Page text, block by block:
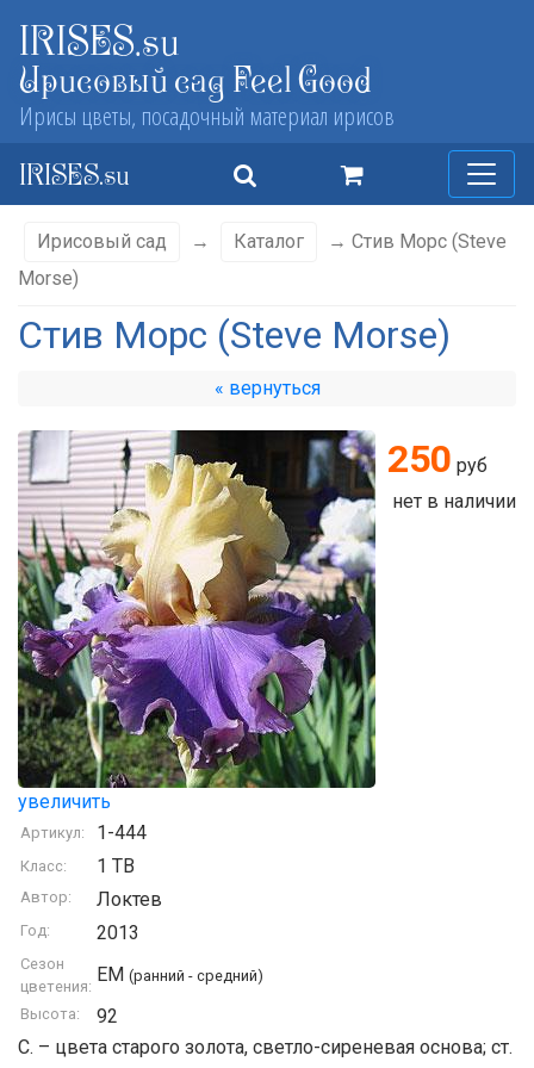
IRISES.su
Ирисовый сад Feel Good
Ирисы цветы, посадочный материал ирисов
IRISES.su
Ирисовый сад → Каталог
→ Стив Морс (Steve
Morse)
Стив Морс (Steve Morse)
« вернуться
увеличить
250 руб
нет в наличии
Артикул: 1-444
Класс: 1 TB
Автор: Локтев
Год: 2013
Сезон
цветения:
EM (ранний - средний)
Высота:
92
С. – цвета старого золота, светло-сиреневая основа; ст.